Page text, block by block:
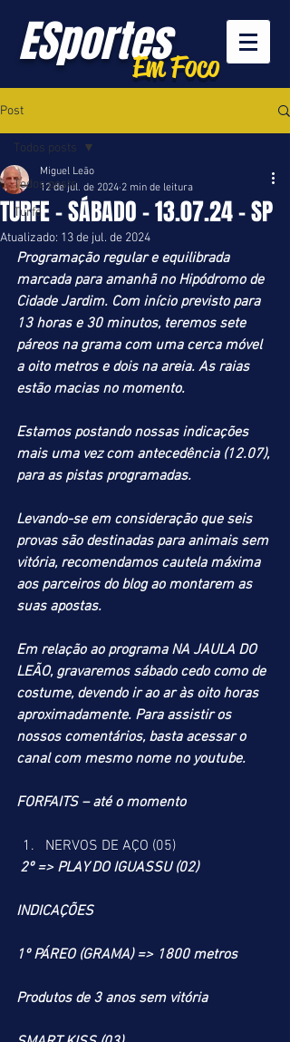
ESportesEm Foco
Post
Todos posts
Turfe
Todos posts
TURFE - SÁBADO - 13.07.24 - SP
Miguel Leão
12 de jul. de 2024 2 min de leitura
Atualizado: 13 de jul. de 2024
Programação regular e equilibrada
marcada para amanhã no Hipódromo de
Cidade Jardim. Com início previsto para
13 horas e 30 minutos, teremos sete
páreos na grama com uma cerca móvel
a oito metros e dois na areia. As raias
estão macias no momento.
Estamos postando nossas indicações
mais uma vez com antecedência (12.07),
para as pistas programadas.
Levando-se em consideração que seis
provas são destinadas para animais sem
vitória, recomendamos cautela máxima
aos parceiros do blog ao montarem as
suas apostas.
Em relação ao programa NA JAULA DO
LEÃO, gravaremos sábado cedo como de
costume, devendo ir ao ar às oito horas
aproximadamente. Para assistir os
nossos comentários, basta acessar o
canal com mesmo nome no youtube.
FORFAITS – até o momento
NERVOS DE AÇO (05)
2º => PLAY DO IGUASSU (02)
INDICAÇÕES
1º PÁREO (GRAMA) => 1800 metros
Produtos de 3 anos sem vitória